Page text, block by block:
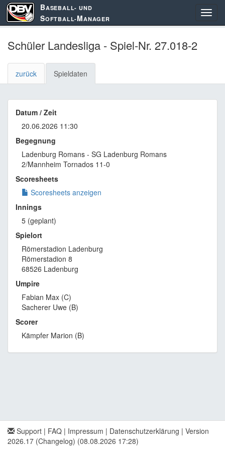
BASEBALL- UND
SOFTBALL-MANAGER
Schüler Landesliga - Spiel-Nr. 27.018-2
zurück Spieldaten
Datum / Zeit
20.06.2026 11:30
Begegnung
Ladenburg Romans - SG Ladenburg Romans
2/Mannheim Tornados 11-0
Scoresheets
Scoresheets anzeigen
Innings
5 (geplant)
Spielort
Römerstadion Ladenburg
Römerstadion 8
68526 Ladenburg
Umpire
Fabian Max (C)
Sacherer Uwe (B)
Scorer
Kämpfer Marion (B)
Support | FAQ | Impressum | Datenschutzerklärung | Version
2026.17 (Changelog) (08.08.2026 17:28)